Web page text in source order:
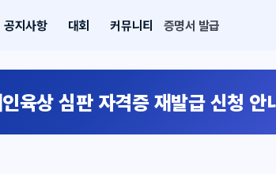
공지사항 대회 커뮤니티 증명서 발급
육상 심판 자격증 재발급 신청 안